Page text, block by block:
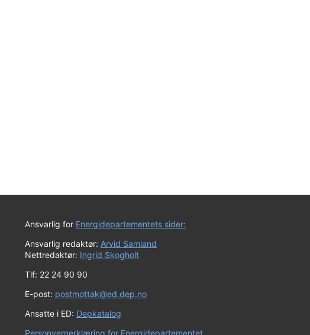
Ansvarlig for Energidepartementets sider:
Ansvarlig redaktør: Arvid Samland
Nettredaktør: Ingrid Skogholt
Tlf: 22 24 90 90
E-post: postmottak@ed.dep.no
Ansatte i ED: Depkatalog
Personvernerklæring for Energidepartementet